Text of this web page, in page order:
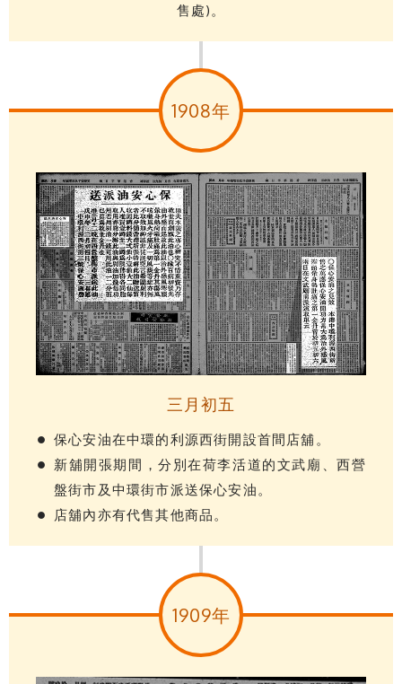
售處)。
1908年
三月初五
保心安油在中環的利源西街開設首間店舖。
新舖開張期間，分別在荷李活道的文武廟、西營
盤街市及中環街市派送保心安油。
店舖內亦有代售其他商品。
1909年